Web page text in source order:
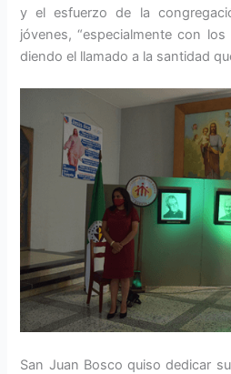
y el esfuerzo de la
jóvenes, “espe­cialmente con
diendo el llamado a la santidad
San Juan Bosco quiso dedicar